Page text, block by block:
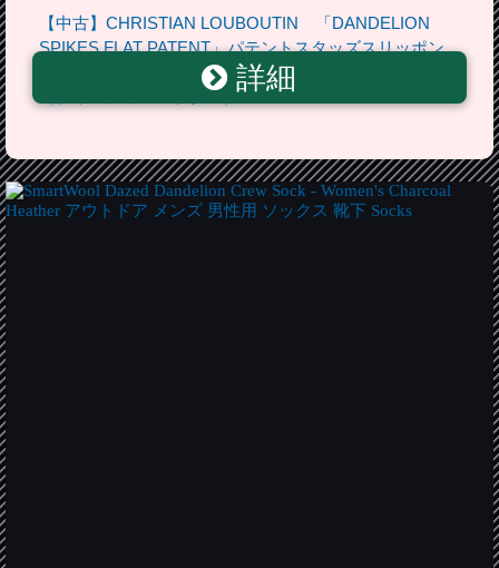
【中古】CHRISTIAN LOUBOUTIN 「DANDELION
SPIKES FLAT PATENT」パテントスタッズスリッポン
レッド×ブルー サイズ：42 【送料無料】 【170718】
（クリスチャンルブタン）
詳細